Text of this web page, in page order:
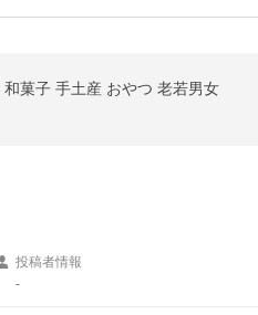
菓子 手土産 おやつ 老若男女
投稿者情報
-